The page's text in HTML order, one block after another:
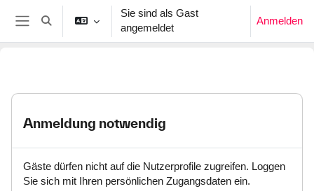
Zum Hauptinhalt
Website-Übersicht
Sucheingabe umschalten
Sie sind als Gast
angemeldet
Anmelden
Anmeldung notwendig
Gäste dürfen nicht auf die Nutzerprofile zugreifen. Loggen
Sie sich mit Ihren persönlichen Zugangsdaten ein.